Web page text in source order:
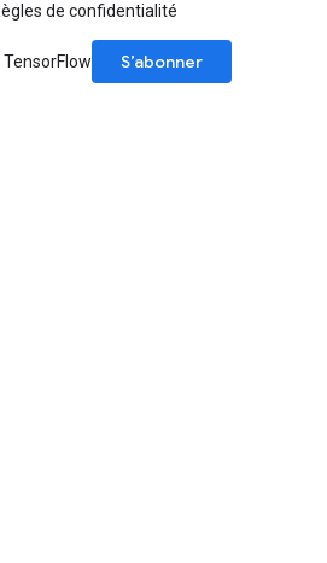
de confidentialité
S’abonner